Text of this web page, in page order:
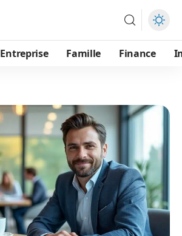
Entreprise Famille Finance